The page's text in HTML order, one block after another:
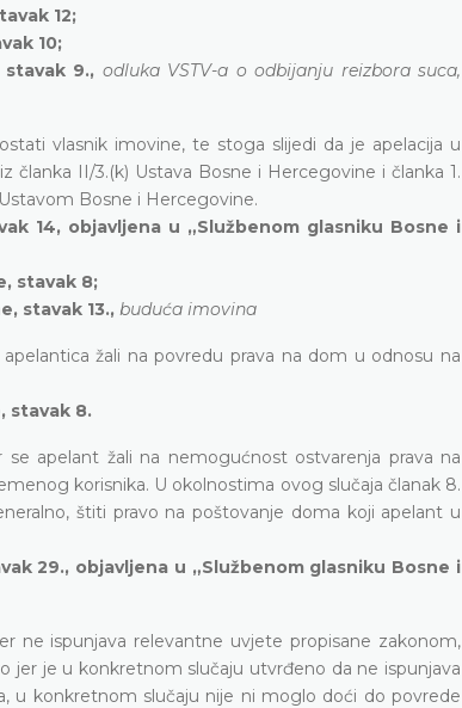
12;
10;
9., odluka VSTV-a o odbijanju reizbora suca,
vlasnik imovine, te stoga slijedi da je apelacija u
članka II/3.(k) Ustava Bosne i Hercegovine i članka 1.
Bosne i Hercegovine.
14, objavljena u „Službenom glasniku Bosne i
stavak 8;
stavak 13., buduća imovina
žali na povredu prava na dom u odnosu na
stavak 8.
apelant žali na nemogućnost ostvarenja prava na
korisnika. U okolnostima ovog slučaja članak 8.
štiti pravo na poštovanje doma koji apelant u
29., objavljena u „Službenom glasniku Bosne i
ne ispunjava relevantne uvjete propisane zakonom,
jer je u konkretnom slučaju utvrđeno da ne ispunjava
u konkretnom slučaju nije ni moglo doći do povrede